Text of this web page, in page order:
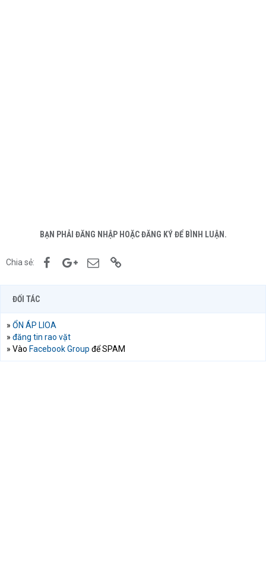
BẠN PHẢI ĐĂNG NHẬP HOẶC ĐĂNG KÝ ĐỂ BÌNH LUẬN.
Chia sẻ: FacebookGoogle+Email
ĐỐI TÁC
» ỔN ÁP LIOA
» đăng tin rao vặt
» Vào Facebook Group để SPAM